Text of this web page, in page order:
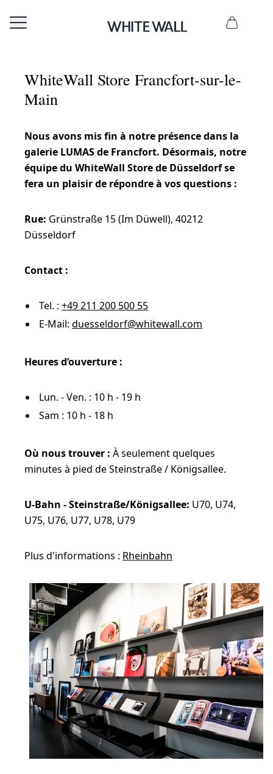
WhiteWall Store Francfort-sur-le-
Main
Nous avons mis fin à notre présence dans la
galerie LUMAS de Francfort. Désormais, notre
équipe du WhiteWall Store de Düsseldorf se
fera un plaisir de répondre à vos questions :
Rue: Grünstraße 15 (Im Düwell), 40212
Düsseldorf
Contact :
Tel. : +49 211 200 500 55
E-Mail: duesseldorf@whitewall.com
Heures d’ouverture :
Lun. - Ven. : 10 h - 19 h
Sam : 10 h - 18 h
Où nous trouver : À seulement quelques
minutes à pied de Steinstraße / Königsallee.
U-Bahn - Steinstraße/Königsallee: U70, U74,
U75, U76, U77, U78, U79
Plus d'informations : Rheinbahn